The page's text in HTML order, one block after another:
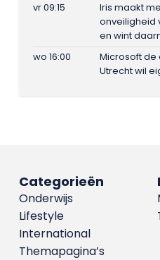
vr 09:15
Iris maakt
onveiligheid
en wint
wo 16:00
Microsoft de
Utrecht wil
Categorieën
Onderwijs
Lifestyle
International
Themapagina’s